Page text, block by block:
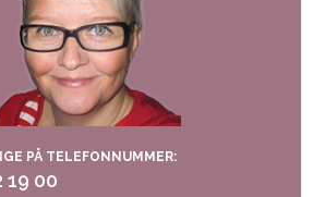
PÅ TELEFONNUMMER:
19 00